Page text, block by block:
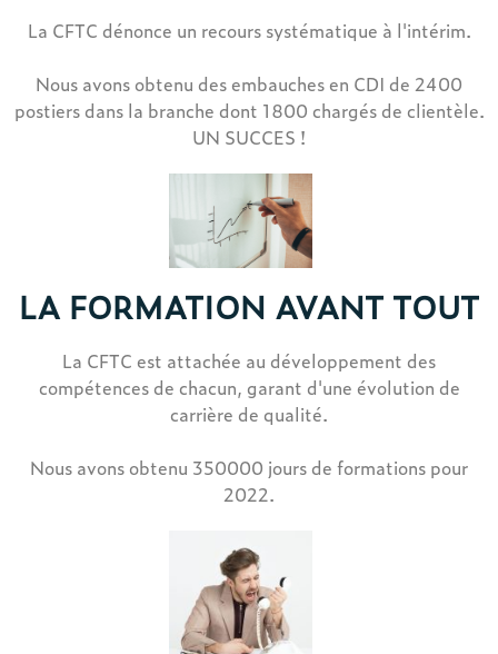
La CFTC dénonce un recours systématique à l'intérim.
Nous avons obtenu des embauches en CDI de 2400
postiers dans la branche dont 1800 chargés de clientèle.
UN SUCCES !
LA FORMATION AVANT TOUT
La CFTC est attachée au développement des
compétences de chacun, garant d'une évolution de
carrière de qualité.
Nous avons obtenu 350000 jours de formations pour
2022.